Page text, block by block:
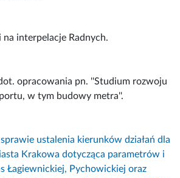
interpelacje Radnych.
opracowania pn. ''Studium rozwoju
w tym budowy metra''.
ustalenia kierunków działań dla
Krakowa dotycząca parametrów i
Łagiewnickiej, Pychowickiej oraz